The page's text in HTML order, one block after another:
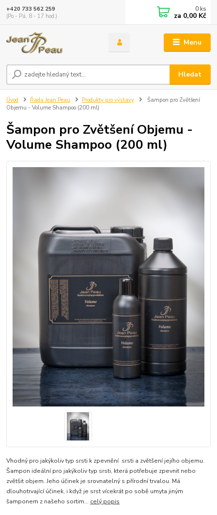
Menu
Hledat
+420 733 562 259
(Po - Pá, 8 - 17 hod.)
0 ks
za 0,00 Kč
Úvod Řada Jean Peau Produkty pro výstavy
Šampon pro Zvětšení
Objemu - Volume Shampoo (200 ml)
Šampon pro Zvětšení Objemu -
Volume Shampoo (200 ml)
Vhodný pro jakýkoliv typ srsti k zpevnění srsti a zvětšení jejího objemu.
Šampon ideální pro jakýkoliv typ srsti, která potřebuje zpevnit nebo
zvětšit objem. Jeho účinek je srovnatelný s přírodní trvalou. Má
dlouhotrvající účinek, i když je srst vícekrát po sobě umyta jiným
šamponem z našeho sortim... celý popis